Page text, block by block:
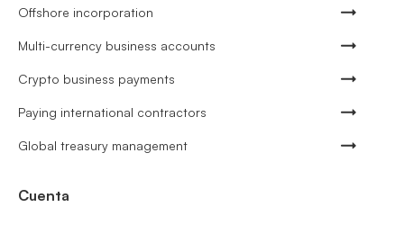
Offshore incorporation
Multi-currency business accounts
Crypto business payments
Paying international contractors
Global treasury management
Cuenta